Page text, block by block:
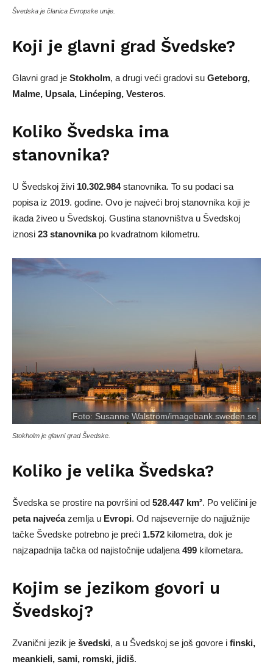
Švedska je članica Evropske unije.
Koji je glavni grad Švedske?
Glavni grad je Stokholm, a drugi veći gradovi su Geteborg,
Malme, Upsala, Linćeping, Vesteros.
Koliko Švedska ima
stanovnika?
U Švedskoj živi 10.302.984stanovnika. To su podaci sa
popisa iz 2019. godine. Ovo je najveći broj stanovnika koji je
ikada živeo u Švedskoj. Gustina stanovništva u Švedskoj
iznosi 23 stanovnikapo kvadratnom kilometru.
Foto: Susanne Walström/imagebank.sweden.se
Stokholm je glavni grad Švedske.
Koliko je velika Švedska?
Švedska se prostire na površini od 528.447 km². Po veličini je
peta najvećazemlja u Evropi. Od najsevernije do najjužnije
tačke Švedske potrebno je preći 1.572 kilometra, dok je
najzapadnija tačka od najistočnije udaljena 499 kilometara.
Kojim se jezikom govori u
Švedskoj?
Zvanični jezik je švedski, a u Švedskoj se još govore i finski,
meankieli, sami, romski, jidiš.